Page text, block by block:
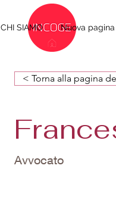
CHI SIAMO Nuova pagina
< Torna alla pagina
Avvocato